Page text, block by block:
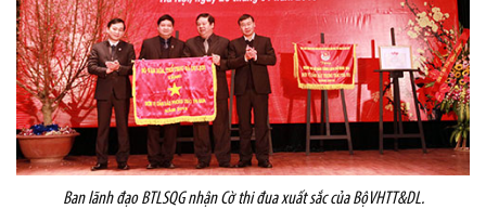
Ban lãnh đạo BTLSQG nhậnCờ thi đua xuất sắc của BộVHTT&DL.